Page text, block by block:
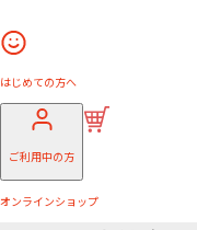
はじめての方へ
ご利用中の方
オンラインショップ